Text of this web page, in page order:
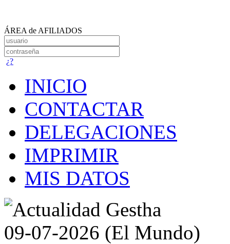
ÁREA de AFILIADOS
¿?
INICIO
CONTACTAR
DELEGACIONES
IMPRIMIR
MIS DATOS
09-07-2026 (El Mundo)